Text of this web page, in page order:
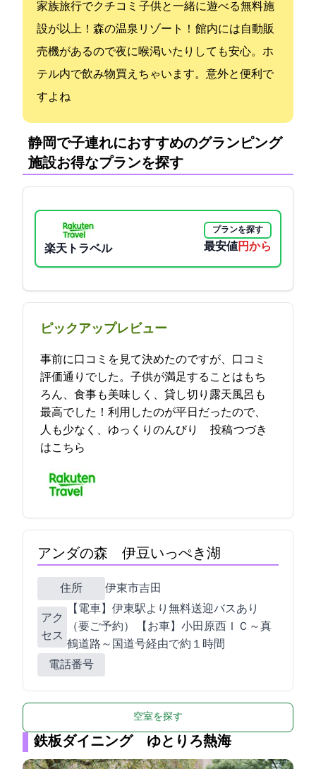
家族旅行でクチコミ4.5 子供と一緒に遊べる無料施
設が20以上！森の温泉リゾート！ 館内には自動販
売機があるので夜に喉渇いたりしても安心。ホ
テル内で飲み物買えちゃいます。意外と便利で
すよね
静岡で子連れにおすすめのグランピング
施設:お得なプランを探す
楽天トラベル
プランを探す
最安値15800円から
ピックアップレビュー
事前に口コミを見て決めたのですが、口コミ
評価通りでした。子供が満足することはもち
ろん、食事も美味しく、貸し切り露天風呂も
最高でした！利用したのが平日だったので、
人も少なく、ゆっくりのんびり… 2023-04-29 18:38:45投稿つづき
はこちら
アンダの森 伊豆いっぺき湖
住所 伊東市吉田836-2
アク
セス
【電車】JR伊東駅より無料送迎バスあり
（要ご予約） / 【お車】小田原西ＩＣ～真
鶴道路～国道135号経由で約１時間
電話番号
空室を探す
鉄板ダイニング ゆとりろ熱海